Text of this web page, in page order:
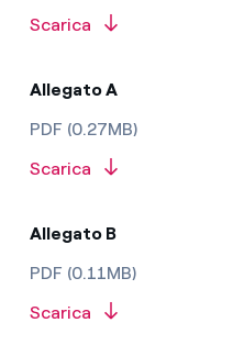
Scarica
Allegato A
PDF (0.27MB)
Scarica
Allegato B
PDF (0.11MB)
Scarica